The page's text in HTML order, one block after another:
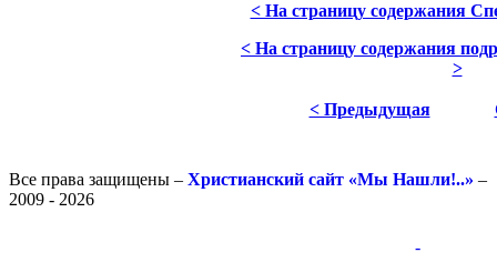
< На страницу содержания
< На страницу содержания
>
< Предыдущая
Все права защищены – Христианский сайт «Мы Нашли!..» –
2009 - 2026
-